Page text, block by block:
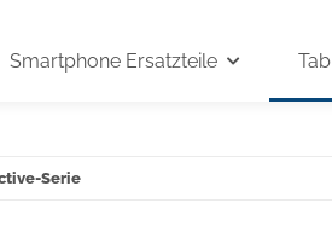
Smartphone Ersatzteile
Serie